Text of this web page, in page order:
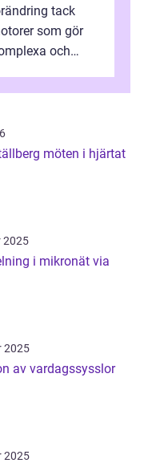
tack
som gör
och
i hjärtat
2025
i mikronät via
2025
av vardagssysslor
2025